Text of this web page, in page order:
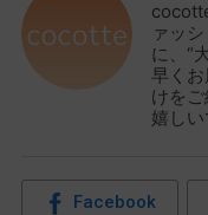
ァッ
に、“
早く
けを
嬉しい
Facebook